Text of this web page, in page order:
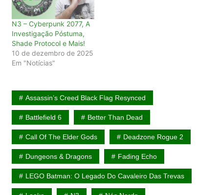
N3 – Cyberpunk 2077, A
Investigação Póstuma,
Shade Protocol e Mais!
10 de dezembro de 2025
Em "Notícias"
Assassin’s Creed Black Flag Resynced
Battlefield 6 Better Than Dead
Call Of The Elder Gods Deadzone Rogue 2
Dungeons & Dragons Fading Echo
LEGO Batman: O Legado Do Cavaleiro Das Trevas